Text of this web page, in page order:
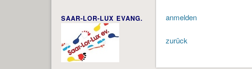
anmelden
zurück
SAAR-LOR-LUX EVANG.